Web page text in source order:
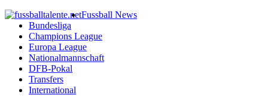
Fussball News
Bundesliga
Champions League
Europa League
Nationalmannschaft
DFB-Pokal
Transfers
International